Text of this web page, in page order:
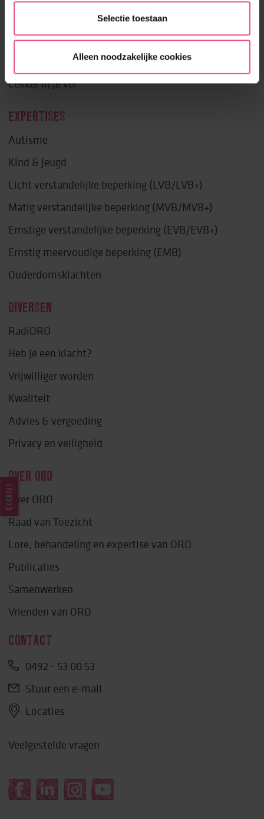
Selectie toestaan
Alleen noodzakelijke cookies
Fijn wonen
Lekker in je vel
EXPERTISES
Autisme
Kind & Jeugd
Licht verstandelijke beperking (LVB/LVB+)
Matig verstandelijke beperking (MVB/MVB+)
Ernstige verstandelijke beperking (EVB/EVB+)
Ernstig meervoudige beperking (EMB)
Ouderdomsklachten
DIVERSEN
RadiORO
Heb je een klacht?
Vrijwilliger worden
Kwaliteit
Advies & vergoeding
Privacy en veiligheid
OVER ORO
Over ORO
Raad van Toezicht
Lore, behandeling en expertise van ORO
Publicaties
Samenwerken
Vrienden van ORO
CONTACT
0492 - 53 00 53
Stuur een e-mail
Locaties
Veelgestelde vragen
COOKIES